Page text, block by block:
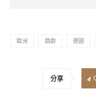
歐洲 戲劇 德國
分享 4